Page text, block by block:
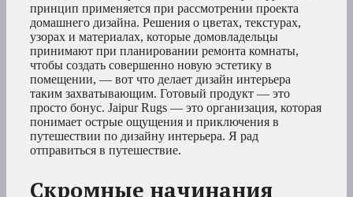
принцип применяется при рассмотрении проекта
домашнего дизайна. Решения о цветах, текстурах,
узорах и материалах, которые домовладельцы
принимают при планировании ремонта комнаты,
чтобы создать совершенно новую эстетику в
помещении, — вот что делает дизайн интерьера
таким захватывающим. Готовый продукт — это
просто бонус. Jaipur Rugs — это организация, которая
понимает острые ощущения и приключения в
путешествии по дизайну интерьера. Я рад
отправиться в путешествие.
Скромные начинания